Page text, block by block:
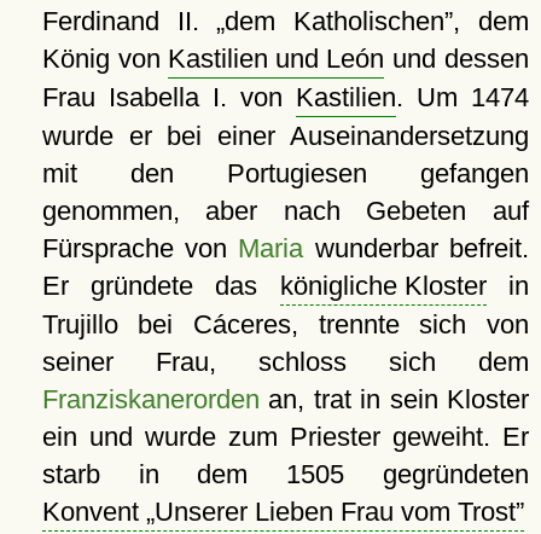
Ferdinand II. dem Katholischen , dem
König von Kastilien und León und dessen
Frau Isabella I. von Kastilien. Um 1474
wurde er bei einer Auseinandersetzung
mit den Portugiesen gefangen
genommen, aber nach Gebeten auf
Fürsprache von Mariawunderbar befreit.
Er gründete das königliche Klosterin
Trujillo bei Cáceres, trennte sich von
seiner Frau, schloss sich dem
Franziskanerorden an, trat in sein Kloster
ein und wurde zum Priester geweiht. Er
starb in dem 1505 gegründeten
Konvent Unserer Lieben Frau vom Trost